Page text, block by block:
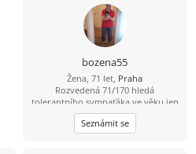
bozena55
Žena, 71 let, Praha
Rozvedená 71/170 hledá
tolerantního sympaťáka ve věku jen
od 69-74 let z Prahy a blízkého okolí,
abstinent a nekuřák vítán, FOTO
napoví, osobní setkání rozhodne. Na
Seznámit se